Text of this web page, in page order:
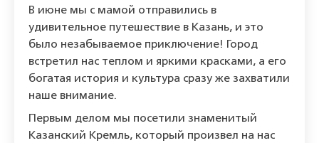
В июне мы с мамой отправились в
удивительное путешествие в Казань, и это
было незабываемое приключение! Город
встретил нас теплом и яркими красками, а его
богатая история и культура сразу же захватили
наше внимание.
Первым делом мы посетили знаменитый
Казанский Кремль, который произвел на нас